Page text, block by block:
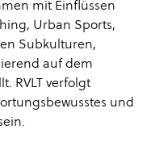
mit Einflüssen
Urban Sports,
Subkulturen,
auf dem
RVLT verfolgt
und